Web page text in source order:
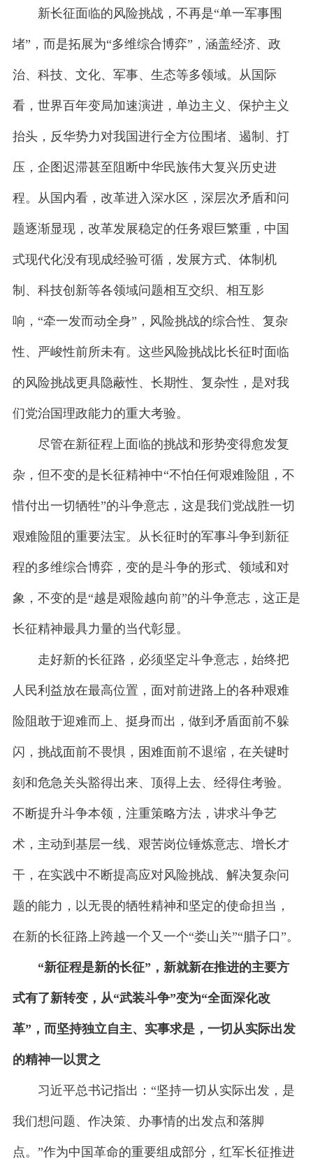
新长征面临的风险挑战，不再是“单一军事围
堵”，而是拓展为“多维综合博弈”，涵盖经济、政
治、科技、文化、军事、生态等多领域。从国际
看，世界百年变局加速演进，单边主义、保护主义
抬头，反华势力对我国进行全方位围堵、遏制、打
压，企图迟滞甚至阻断中华民族伟大复兴历史进
程。从国内看，改革进入深水区，深层次矛盾和问
题逐渐显现，改革发展稳定的任务艰巨繁重，中国
式现代化没有现成经验可循，发展方式、体制机
制、科技创新等各领域问题相互交织、相互影
响，“牵一发而动全身”，风险挑战的综合性、复杂
性、严峻性前所未有。这些风险挑战比长征时面临
的风险挑战更具隐蔽性、长期性、复杂性，是对我
们党治国理政能力的重大考验。
尽管在新征程上面临的挑战和形势变得愈发复
杂，但不变的是长征精神中“不怕任何艰难险阻，不
惜付出一切牺牲”的斗争意志，这是我们党战胜一切
艰难险阻的重要法宝。从长征时的军事斗争到新征
程的多维综合博弈，变的是斗争的形式、领域和对
象，不变的是“越是艰险越向前”的斗争意志，这正是
长征精神最具力量的当代彰显。
走好新的长征路，必须坚定斗争意志，始终把
人民利益放在最高位置，面对前进路上的各种艰难
险阻敢于迎难而上、挺身而出，做到矛盾面前不躲
闪，挑战面前不畏惧，困难面前不退缩，在关键时
刻和危急关头豁得出来、顶得上去、经得住考验。
不断提升斗争本领，注重策略方法，讲求斗争艺
术，主动到基层一线、艰苦岗位锤炼意志、增长才
干，在实践中不断提高应对风险挑战、解决复杂问
题的能力，以无畏的牺牲精神和坚定的使命担当，
在新的长征路上跨越一个又一个“娄山关”“腊子口”。
“新征程是新的长征”，新就新在推进的主要方
式有了新转变，从“武装斗争”变为“全面深化改
革”，而坚持独立自主、实事求是，一切从实际出发
的精神一以贯之
习近平总书记指出：“坚持一切从实际出发，是
我们想问题、作决策、办事情的出发点和落脚
点。”作为中国革命的重要组成部分，红军长征推进